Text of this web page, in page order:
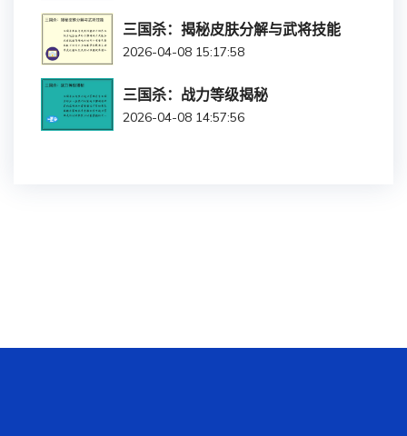
三国杀：揭秘皮肤分解与武将技能
2026-04-08 15:17:58
三国杀：战力等级揭秘
2026-04-08 14:57:56